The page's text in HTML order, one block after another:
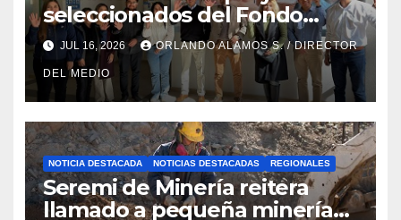
seleccionados del Fondo
Concursable 2026 de Nueva
Atacama
JUL 16, 2026 ORLANDO ALAMOS S. / DIRECTOR
DEL MEDIO
NOTICIA DESTACADA NOTICIAS DESTACADAS REGIONALES
Seremi de Minería reitera
llamado a pequeña minería